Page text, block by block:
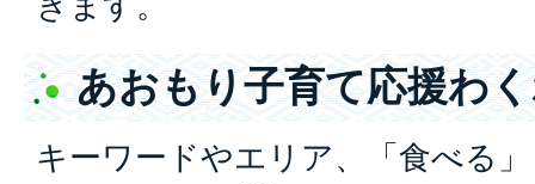
あおもり子育て応援わ
キーワードやエリア、「食べる